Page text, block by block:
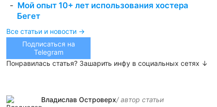
Мой опыт 10+ лет использования хостера
Бегет
Все статьи и новости →
Подписаться на
Telegram
Понравилась статья? Зашарить инфу в социальных сетях ↓
Владислав Островерх/ автор cтатьи